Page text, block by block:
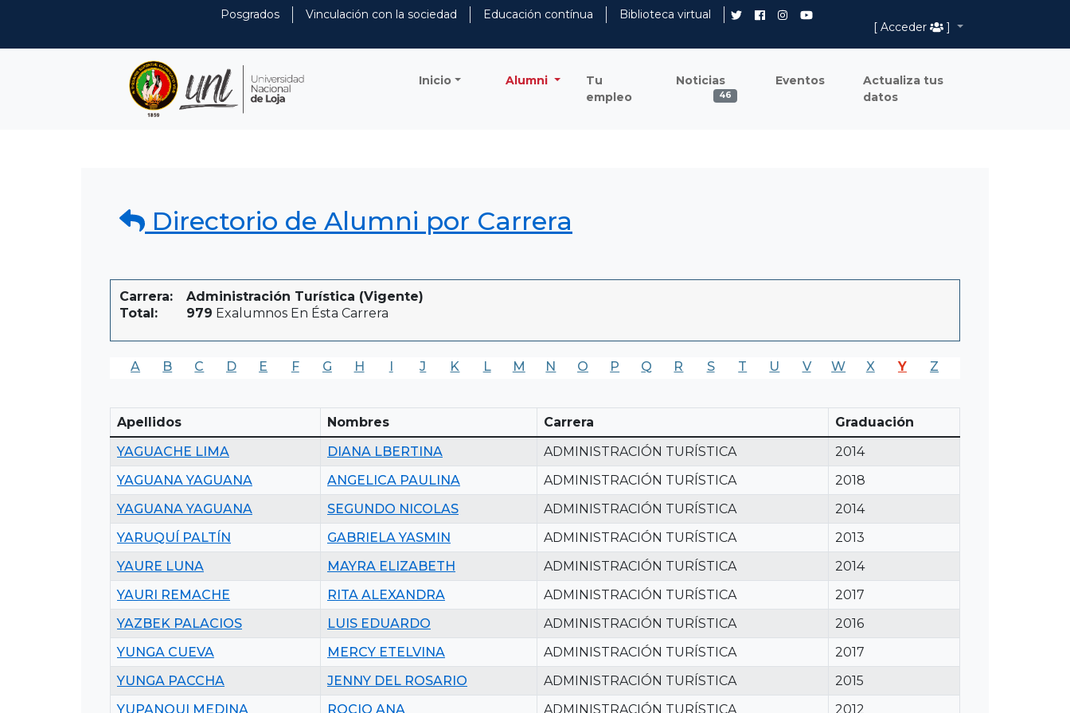
Posgrados Vinculación con la sociedad Educación contínua
Biblioteca virtual
[ Acceder
]
Inicio Alumni
Tu
empleo
Noticias
46
Eventos
Actualiza tus
datos
Directorio de Alumni por Carrera
Carrera:
Administración Turística (Vigente)
Total:
979 Exalumnos En Ésta Carrera
A B C D E F G H I J K L M N O P Q R S T U V W X Y Z
Apellidos Nombres Carrera
Graduación
YAGUACHE LIMA
DIANA LBERTINA ADMINISTRACIÓN TURÍSTICA
2014
YAGUANA YAGUANA
ANGELICA PAULINA ADMINISTRACIÓN TURÍSTICA
2018
YAGUANA YAGUANA
SEGUNDO NICOLAS ADMINISTRACIÓN TURÍSTICA
2014
YARUQUÍ PALTÍN
GABRIELA YASMIN ADMINISTRACIÓN TURÍSTICA
2013
YAURE LUNA
MAYRA ELIZABETH ADMINISTRACIÓN TURÍSTICA
2014
YAURI REMACHE
RITA ALEXANDRA ADMINISTRACIÓN TURÍSTICA
2017
YAZBEK PALACIOS
LUIS EDUARDO ADMINISTRACIÓN TURÍSTICA
2016
YUNGA CUEVA
MERCY ETELVINA ADMINISTRACIÓN TURÍSTICA
2017
YUNGA PACCHA
JENNY DEL ROSARIO ADMINISTRACIÓN TURÍSTICA
2015
YUPANQUI MEDINA
ROCIO ANA ADMINISTRACIÓN TURÍSTICA 2012